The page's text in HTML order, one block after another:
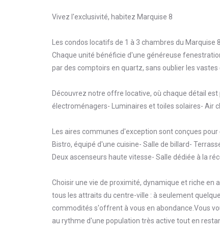
Vivez l'exclusivité, habitez Marquise 8
Les condos locatifs de 1 à 3 chambres du
Chaque unité bénéficie d'une généreuse
par des comptoirs en quartz, sans oublier les vastes
Découvrez notre offre locative, où chaque détail
électroménagers- Luminaires et toiles solaires- Air
Les aires communes d'exception sont conçues
Bistro, équipé d'une cuisine- Salle de billard-
Deux ascenseurs haute vitesse- Salle dédiée à la
Choisir une vie de proximité, dynamique et riche en
tous les attraits du centre-ville : à seulement
commodités s'offrent à vous en abondance.Vous
au rythme d'une population très active tout en